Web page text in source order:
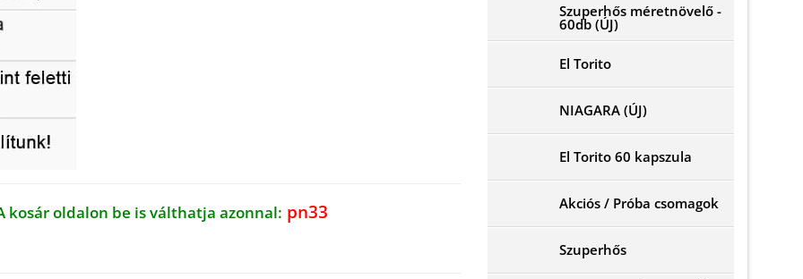
kosár oldalon be is válthatja azonnal: pn33
Szuperhős méretnövelő -
60db (ÚJ)
El Torito
NIAGARA (ÚJ)
El Torito 60 kapszula
Akciós / Próba csomagok
Szuperhős